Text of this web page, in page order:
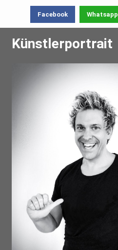
Facebook Whatsapp
Künstlerportrait